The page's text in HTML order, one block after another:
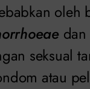
oleh
dan
seksual
atau